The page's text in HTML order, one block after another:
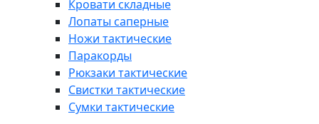
Кровати складные
Лопаты саперные
Ножи тактические
Паракорды
Рюкзаки тактические
Свистки тактические
Сумки тактические